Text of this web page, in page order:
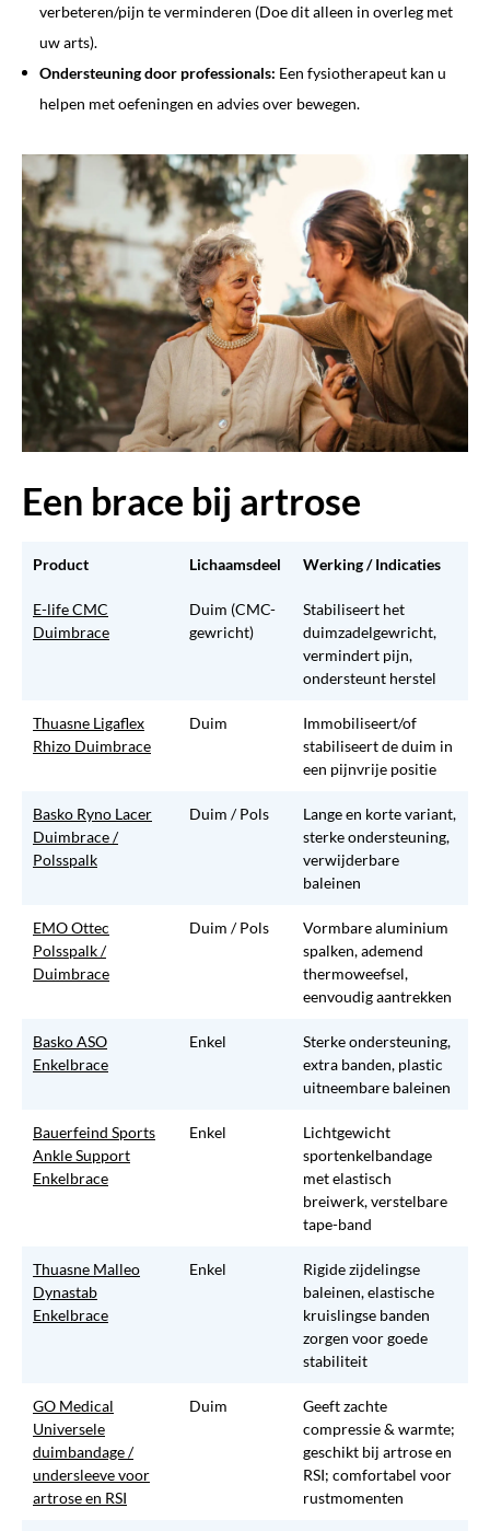
verbeteren/pijn te verminderen (Doe dit alleen in overleg met
uw arts).
Ondersteuning door professionals: Een fysiotherapeut kan u
helpen met oefeningen en advies over bewegen.
Een brace bij artrose
Product Lichaamsdeel Werking / Indicaties
E-life CMC
Duimbrace
Duim (CMC-
gewricht)
Stabiliseert het
duimzadelgewricht,
vermindert pijn,
ondersteunt herstel
Thuasne Ligaflex
Rhizo Duimbrace
Duim
Immobiliseert/of
stabiliseert de duim in
een pijnvrije positie
Basko Ryno Lacer
Duimbrace /
Polsspalk
Duim / Pols
Lange en korte variant,
sterke ondersteuning,
verwijderbare
baleinen
EMO Ottec
Polsspalk /
Duimbrace
Duim / Pols
Vormbare aluminium
spalken, ademend
thermoweefsel,
eenvoudig aantrekken
Basko ASO
Enkelbrace
Enkel
Sterke ondersteuning,
extra banden, plastic
uitneembare baleinen
Bauerfeind Sports
Ankle Support
Enkelbrace
Enkel
Lichtgewicht
sportenkelbandage
met elastisch
breiwerk, verstelbare
tape-band
Thuasne Malleo
Dynastab
Enkelbrace
Enkel
Rigide zijdelingse
baleinen, elastische
kruislingse banden
zorgen voor goede
stabiliteit
GO Medical
Universele
duimbandage /
undersleeve voor
artrose en RSI
Duim
Geeft zachte
compressie & warmte;
geschikt bij artrose en
RSI; comfortabel voor
rustmomenten